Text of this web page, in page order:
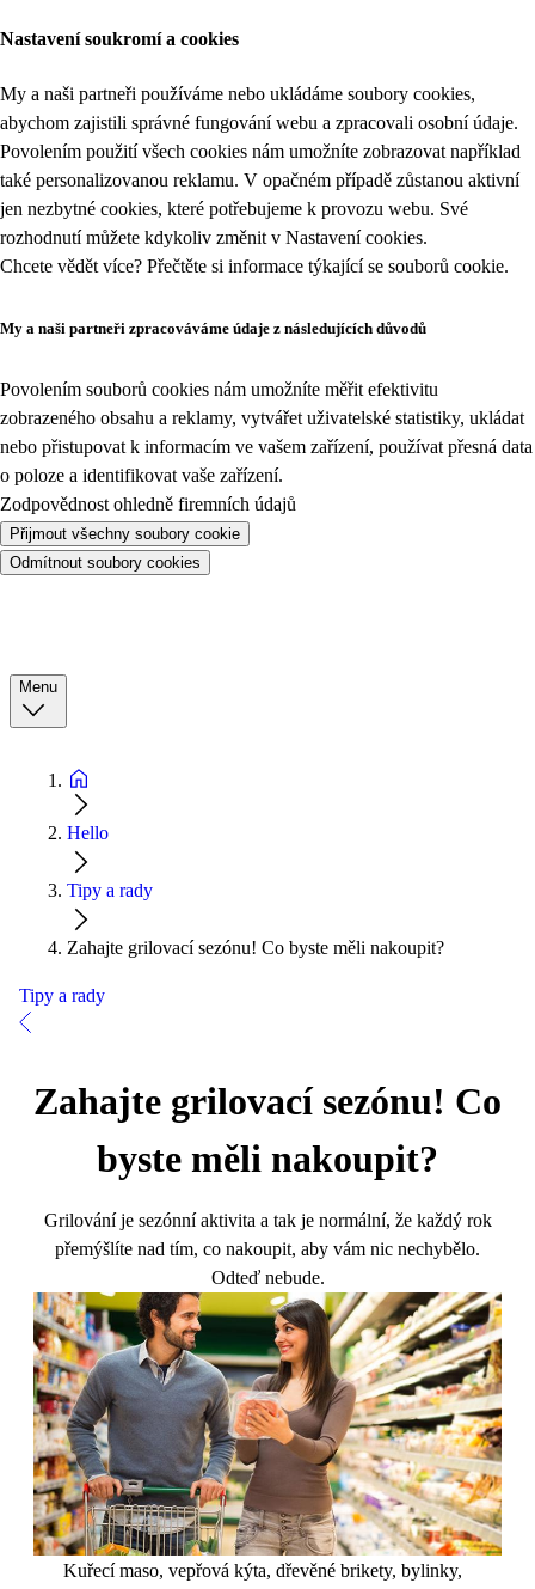
Nastavení soukromí a cookies
My a naši partneři používáme nebo ukládáme soubory cookies,
abychom zajistili správné fungování webu a zpracovali osobní údaje.
Povolením použití všech cookies nám umožníte zobrazovat například
také personalizovanou reklamu. V opačném případě zůstanou aktivní
jen nezbytné cookies, které potřebujeme k provozu webu. Své
rozhodnutí můžete kdykoliv změnit v Nastavení cookies.
Chcete vědět více? Přečtěte si informace týkající se souborů cookie.
My a naši partneři zpracováváme údaje z následujících důvodů
Povolením souborů cookies nám umožníte měřit efektivitu
zobrazeného obsahu a reklamy, vytvářet uživatelské statistiky, ukládat
nebo přistupovat k informacím ve vašem zařízení, používat přesná data
o poloze a identifikovat vaše zařízení.
Zodpovědnost ohledně firemních údajů
Přijmout všechny soubory cookie
Odmítnout soubory cookies
Menu
Hello
Tipy a rady
Zahajte grilovací sezónu! Co byste měli nakoupit?
Tipy a rady
Zahajte grilovací sezónu! Co
byste měli nakoupit?
Grilování je sezónní aktivita a tak je normální, že každý rok
přemýšlíte nad tím, co nakoupit, aby vám nic nechybělo.
Odteď nebude.
Kuřecí maso, vepřová kýta, dřevěné brikety, bylinky,